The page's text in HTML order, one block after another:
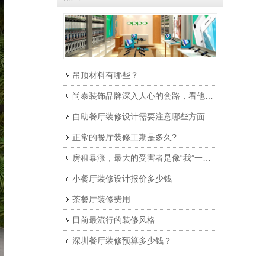
吊顶材料有哪些？
尚泰装饰品牌深入人心的套路，看他们怎么打公交车广告
自助餐厅装修设计需要注意哪些方面
正常的餐厅装修工期是多久?
房租暴涨，最大的受害者是像“我”一样的90后
小餐厅装修设计报价多少钱
茶餐厅装修费用
目前最流行的装修风格
深圳餐厅装修预算多少钱？